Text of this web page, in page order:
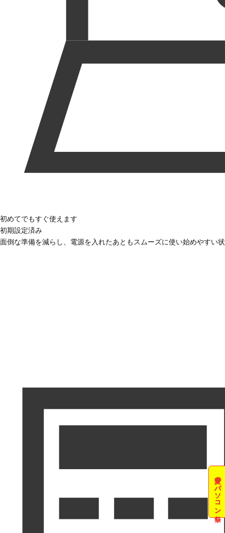
夏のパソコン祭
初めてでもすぐ使えます
初期設定済み
面倒な準備を減らし、電源を入れたあともスムーズに使い始めやすい